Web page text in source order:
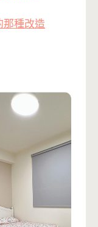
那種改造